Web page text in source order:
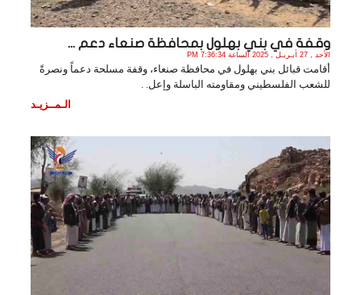
وقفة في بني بهلول بمحافظة صنعاء دعم ...
الأحد , 27 أبـريـل , 2025 الساعة 7:36:34 PM
أقامت قبائل بني بهلول في محافظة صنعاء، وقفة مسلحة دعماً ونصرةً
للشعب الفلسطيني ومقاومته الباسلة وإعل. .
الـمــزيـد